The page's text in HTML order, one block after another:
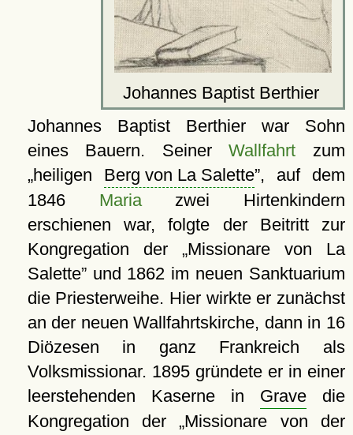
Johannes Baptist Berthier
Johannes Baptist Berthier war Sohn
eines Bauern. SeinerWallfahrt zum
heiligen Berg von La Salette , auf dem
1846 Mariazwei Hirtenkindern
erschienen war, folgte der Beitritt zur
Kongregation der
Missionare von La
Salette und 1862 im neuen Sanktuarium
die Priesterweihe. Hier wirkte er zunächst
an der neuen Wallfahrtskirche, dann in 16
Diözesen in ganz Frankreich als
Volksmissionar. 1895 gründete er in einer
leerstehenden Kaserne in Gravedie
Kongregation der Missionare von der